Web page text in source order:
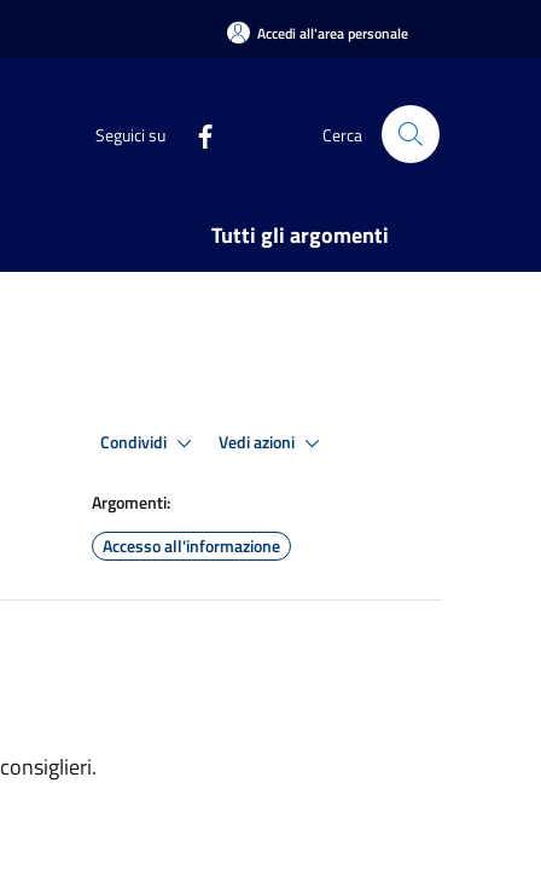
Accedi all'area personale
Seguici su Cerca
Tutti gli argomenti
Condividi Vedi azioni
Argomenti:
Accesso all'informazione